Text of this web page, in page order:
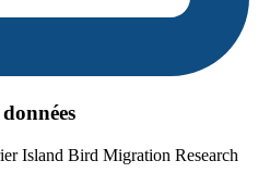
Island Bird Migration Research